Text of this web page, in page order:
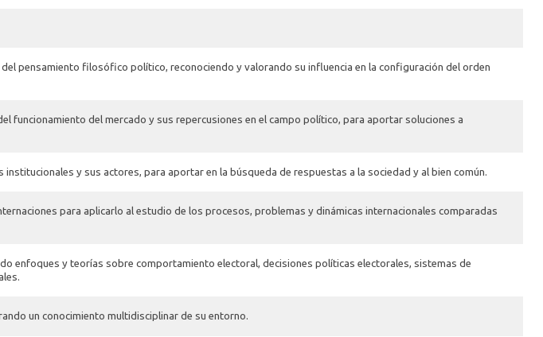
pensamiento filosófico político, reconociendo y valorando su influencia en la configuración del orden
funcionamiento del mercado y sus repercusiones en el campo político, para aportar soluciones a
y sus actores, para aportar en la búsqueda de respuestas a la sociedad y al bien común.
para aplicarlo al estudio de los procesos, problemas y dinámicas internacionales comparadas
enfoques y teorías sobre comportamiento electoral, decisiones políticas electorales, sistemas de
un conocimiento multidisciplinar de su entorno.